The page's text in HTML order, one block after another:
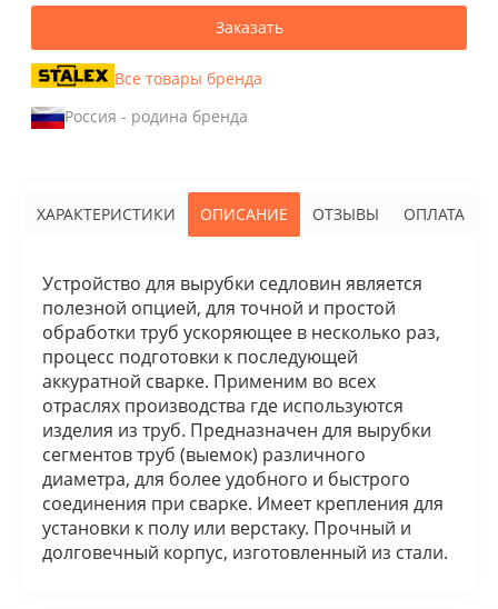
Заказать
Все товары бренда
Россия - родина бренда
ХАРАКТЕРИСТИКИ ОПИСАНИЕ ОТЗЫВЫ ОПЛАТА
Устройство для вырубки седловин является
полезной опцией, для точной и простой
обработки труб ускоряющее в несколько раз,
процесс подготовки к последующей
аккуратной сварке. Применим во всех
отраслях производства где используются
изделия из труб. Предназначен для вырубки
сегментов труб (выемок) различного
диаметра, для более удобного и быстрого
соединения при сварке. Имеет крепления для
установки к полу или верстаку. Прочный и
долговечный корпус, изготовленный из стали.